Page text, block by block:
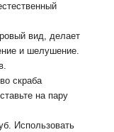
вид, делает
и шелушение.
скраба
на пару
Использовать